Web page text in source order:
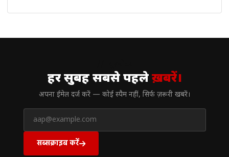
हर सुबह सबसे पहलेख़बरें।
अपना ईमेल दर्ज करें — कोई स्पैम नहीं, सिर्फ ज़रूरी खबरें।
सब्सक्राइब करें